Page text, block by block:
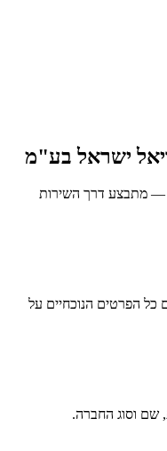
ישראל בע"מ
— מתבצע דרך השירות
הפרטים הנוכחיים על
שם וסוג החברה.